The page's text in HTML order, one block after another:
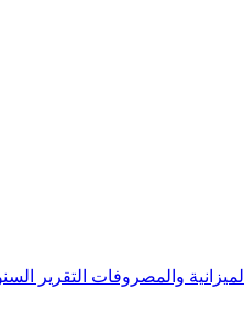
الميزانية والمصروفات التقرير